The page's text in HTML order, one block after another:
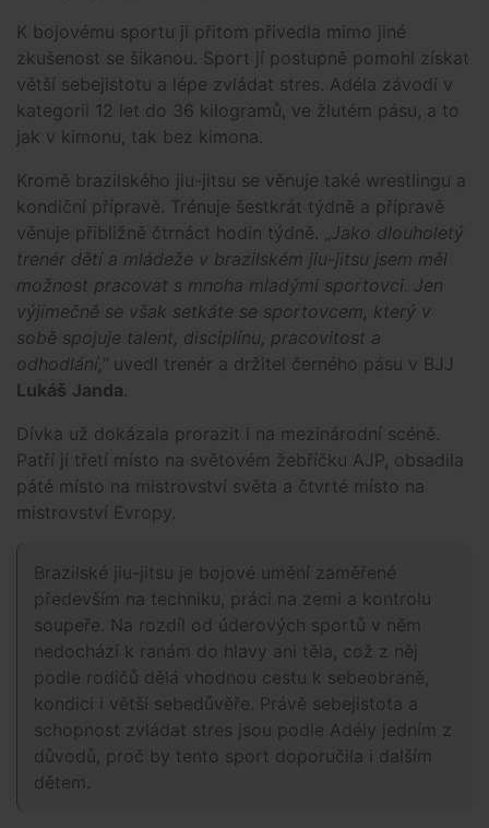
K bojovému sportu ji přitom přivedla mimo jiné
zkušenost se šikanou. Sport jí postupně pomohl získat
větší sebejistotu a lépe zvládat stres. Adéla závodí v
kategorii 12 let do 36 kilogramů, ve žlutém pásu, a to
jak v kimonu, tak bez kimona.
Kromě brazilského jiu-jitsu se věnuje také wrestlingu a
kondiční přípravě. Trénuje šestkrát týdně a přípravě
věnuje přibližně čtrnáct hodin týdně. „ Jako dlouholetý
trenér dětí a mládeže v brazilském jiu-jitsu jsem měl
možnost pracovat s mnoha mladými sportovci. Jen
výjimečně se však setkáte se sportovcem, který v
sobě spojuje talent, disciplínu, pracovitost a
odhodlání," uvedl trenér a držitel černého pásu v BJJ
Lukáš Janda.
Dívka už dokázala prorazit i na mezinárodní scéně.
Patří jí třetí místo na světovém žebříčku AJP, obsadila
páté místo na mistrovství světa a čtvrté místo na
mistrovství Evropy.
Brazilské jiu-jitsu je bojové umění zaměřené
především na techniku, práci na zemi a kontrolu
soupeře. Na rozdíl od úderových sportů v něm
nedochází k ranám do hlavy ani těla, což z něj
podle rodičů dělá vhodnou cestu k sebeobraně,
kondici i větší sebedůvěře. Právě sebejistota a
schopnost zvládat stres jsou podle Adély jedním z
důvodů, proč by tento sport doporučila i dalším
dětem.